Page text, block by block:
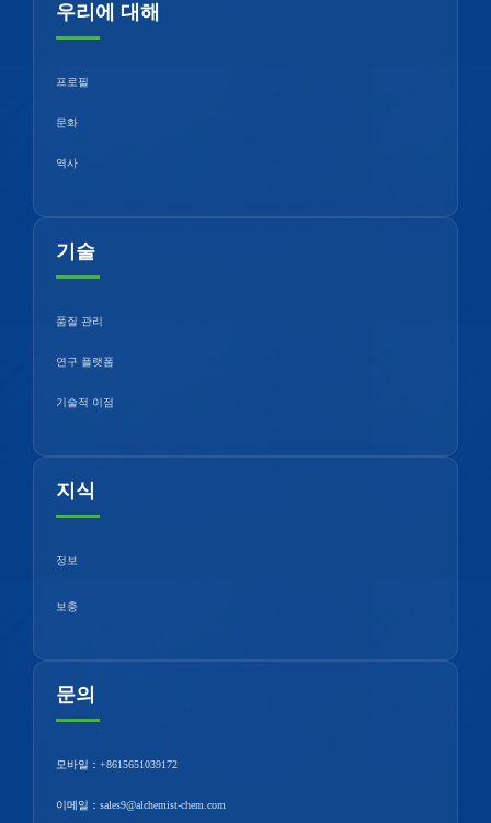
우리에 대해
프로필
문화
역사
기술
품질 관리
연구 플랫폼
기술적 이점
지식
정보
보충
문의
모바일： +8615651039172
이메일： sales9@alchemist-chem.com